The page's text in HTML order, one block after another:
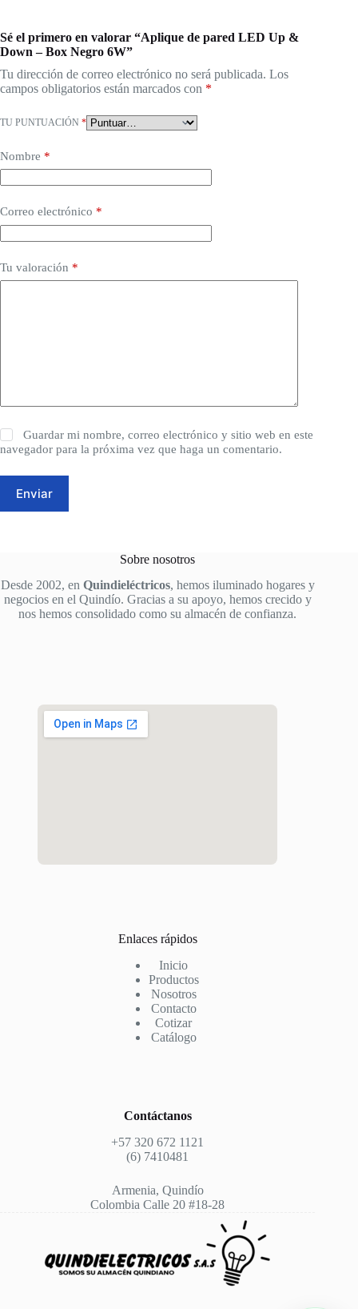
Sé el primero en valorar “Aplique de pared LED Up &
Down – Box Negro 6W”
Tu dirección de correo electrónico no será publicada. Los
campos obligatorios están marcados con *
TU PUNTUACIÓN *
Nombre *
Correo electrónico *
Tu valoración *
Guardar mi nombre, correo electrónico y sitio web en este
navegador para la próxima vez que haga un comentario.
Enviar
Sobre nosotros
Desde 2002, en Quindieléctricos, hemos iluminado hogares y
negocios en el Quindío. Gracias a su apoyo, hemos crecido y
nos hemos consolidado como su almacén de confianza.
Enlaces rápidos
Inicio
Productos
Nosotros
Contacto
Cotizar
Catálogo
Contáctanos
+57 320 672 1121
(6) 7410481
Armenia, Quindío
Colombia Calle 20 #18-28